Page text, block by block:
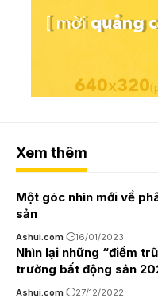
Xem thêm
Một góc nhìn mới về
sản
Ashui.com 16/01/2023
Nhìn lại những “điểm
trường bất động sản
Ashui.com 27/12/2022